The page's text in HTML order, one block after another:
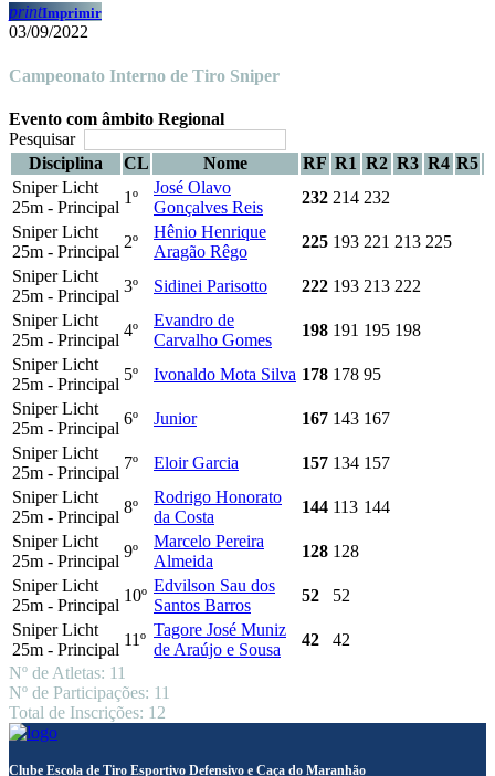
printImprimir
03/09/2022
Campeonato Interno de Tiro Sniper
Evento com âmbito Regional
Pesquisar
Disciplina
CL Nome RF R1 R2 R3 R4 R5
Sniper Licht
25m - Principal
1º
José Olavo
Gonçalves Reis
232 214 232
Sniper Licht
25m - Principal
2º
Hênio Henrique
Aragão Rêgo
225 193 221 213 225
Sniper Licht
25m - Principal
3º Sidinei Parisotto 222 193 213 222
Sniper Licht
25m - Principal
4º
Evandro de
Carvalho Gomes
198 191 195 198
Sniper Licht
25m - Principal
5º Ivonaldo Mota Silva 178 178 95
Sniper Licht
25m - Principal
6º Junior 167 143 167
Sniper Licht
25m - Principal
7º Eloir Garcia 157 134 157
Sniper Licht
25m - Principal
8º
Rodrigo Honorato
da Costa
144 113 144
Sniper Licht
25m - Principal
9º
Marcelo Pereira
Almeida
128 128
Sniper Licht
25m - Principal
10º
Edvilson Sau dos
Santos Barros
52
52
Sniper Licht
25m - Principal
11º
Tagore José Muniz
de Araújo e Sousa
42
42
Nº de Atletas: 11
Nº de Participações: 11
Total de Inscrições: 12
Clube Escola de Tiro Esportivo Defensivo e Caça do Maranhão